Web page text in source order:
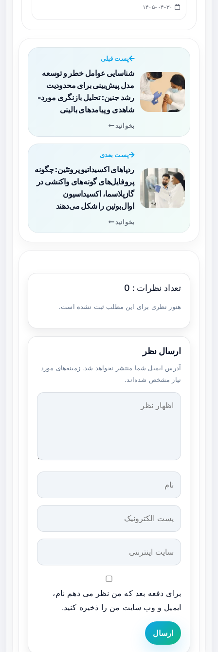
پست قبلی
شناسایی عوامل خطر و توسعه
مدل پیش‌بینی برای محدودیت
رشد جنین: تحلیل بازنگری مورد-
شاهدی و پیامدهای بالینی
بخوانید
پست بعدی
ردپاهای اکسیداتیو پروتئین: چگونه
پروفایل‌های گونه‌های واکنشی در
گازپلاسما، اکسیداسیون
اوال‌بوئین را شکل می‌دهند
بخوانید
تعداد نظرات : 0
هنوز نظری برای این مطلب ثبت نشده است.
ارسال نظر
آدرس ایمیل شما منتشر نخواهد شد. زمینه‌های مورد
نیاز مشخص شده‌اند.
برای دفعه بعد که من نظر می دهم نام،
ایمیل و وب سایت من را ذخیره کنید.
ارسال